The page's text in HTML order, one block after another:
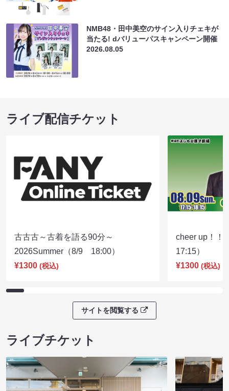
NMB48・田中美空のサイン入りチェキが
当たる! dバリューパスキャンペーン開催
2026.08.05
ライブ配信チケット
古古古～古着を語る90分～
2026Summer（8/9 18:00）
¥1300 (税込)
cheer up！
17:15）
¥1300 (税込)
サイトを閲覧する
ライブチケット